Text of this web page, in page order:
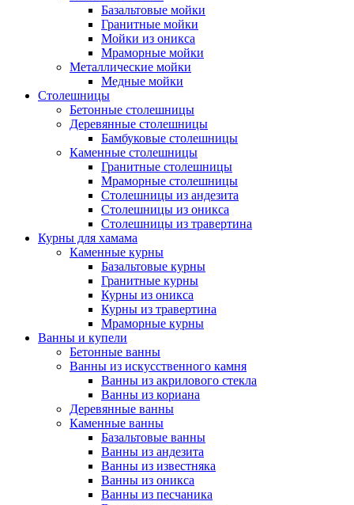
Базальтовые мойки
Гранитные мойки
Мойки из оникса
Мраморные мойки
Металлические мойки
Медные мойки
Столешницы
Бетонные столешницы
Деревянные столешницы
Бамбуковые столешницы
Каменные столешницы
Гранитные столешницы
Мраморные столешницы
Столешницы из андезита
Столешницы из оникса
Столешницы из травертина
Курны для хамама
Каменные курны
Базальтовые курны
Гранитные курны
Курны из оникса
Курны из травертина
Мраморные курны
Ванны и купели
Бетонные ванны
Ванны из искусственного камня
Ванны из акрилового стекла
Ванны из кориана
Деревянные ванны
Каменные ванны
Базальтовые ванны
Ванны из андезита
Ванны из известняка
Ванны из оникса
Ванны из песчаника